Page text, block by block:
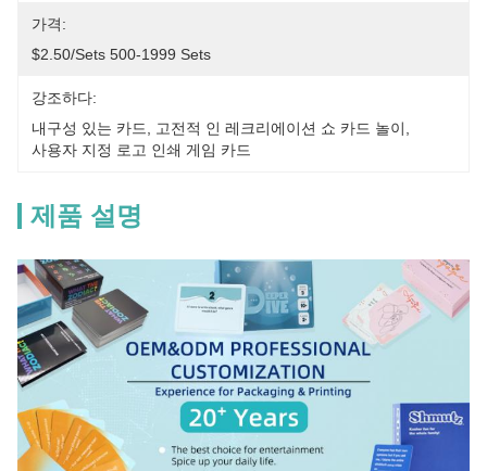
가격:
$2.50/sets 500-1999 Sets
강조하다:
내구성 있는 카드
고전적 인 레크리에이션 쇼 카드 놀이
사용자 지정 로고 인쇄 게임 카드
제품 설명